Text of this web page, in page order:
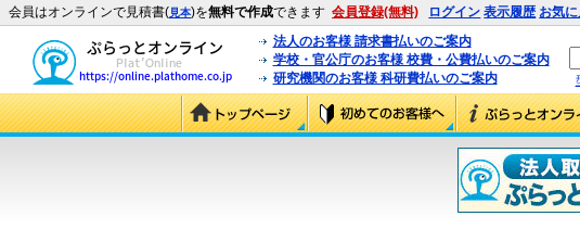
会員はオンラインで見積書(見本)を無料で作成できます 会員登録(無料) ログイン 表示履歴 お気
法人のお客様 請求書払いのご案内
学校・官公庁のお客様 校費・公費払いのご案内
研究機関のお客様 科研費払いのご案内